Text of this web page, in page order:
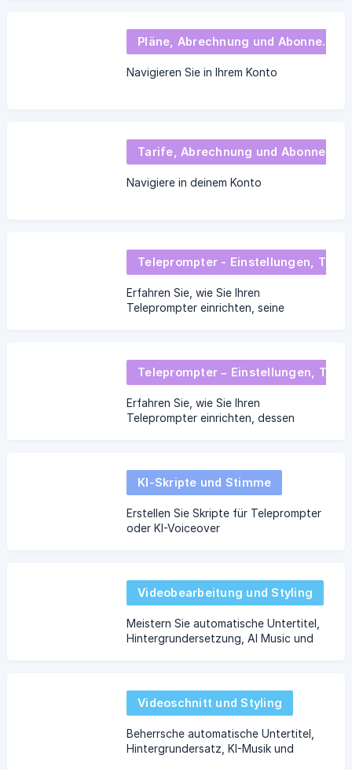
Pläne, Abrechnung und Abonnement
Navigieren Sie in Ihrem Konto
Navigiere in deinem Konto
Erfahren Sie, wie Sie Ihren
Teleprompter einrichten, seine
Erfahren Sie, wie Sie Ihren
Teleprompter einrichten, dessen
KI-Skripte und Stimme
Erstellen Sie Skripte für Teleprompter
oder KI-Voiceover
Videobearbeitung und Styling
Meistern Sie automatische Untertitel,
Hintergrundersetzung, AI Music und
Videoschnitt und Styling
Beherrsche automatische Untertitel,
Hintergrundersatz, KI-Musik und